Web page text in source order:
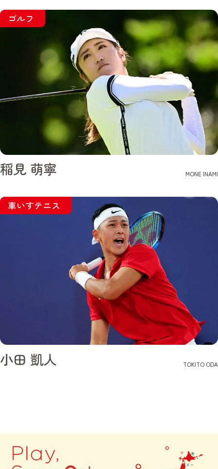
ゴルフ
稲見 萌寧 MONE INAMI
車いすテニス
小田 凱人 TOKITO ODA